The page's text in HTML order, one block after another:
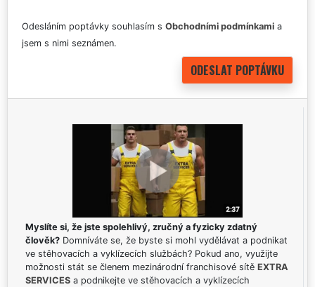
Odesláním poptávky souhlasím s Obchodními podmínkami a
jsem s nimi seznámen.
Myslíte si, že jste spolehlivý, zručný a fyzicky zdatný
člověk? Domníváte se, že byste si mohl vydělávat a podnikat
ve stěhovacích a vyklízecích službách? Pokud ano, využijte
možnosti stát se členem mezinárodní franchisové sítě EXTRA
SERVICES a podnikejte ve stěhovacích a vyklízecích